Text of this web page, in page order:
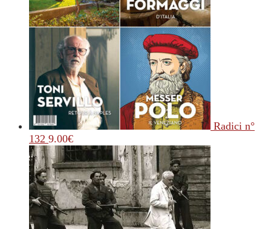
Radici n°
132 9.00€